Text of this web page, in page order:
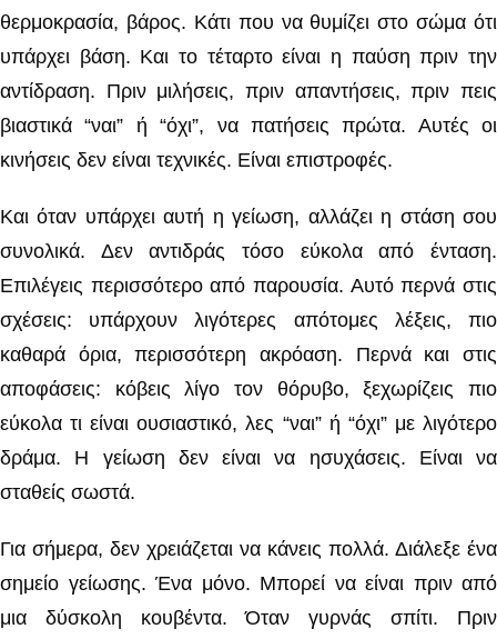
θερμοκρασία, βάρος. Κάτι που να θυμίζει στο σώμα ότι
υπάρχει βάση. Και το τέταρτο είναι η παύση πριν την
αντίδραση. Πριν μιλήσεις, πριν απαντήσεις, πριν πεις
βιαστικά “ναι” ή “όχι”, να πατήσεις πρώτα. Αυτές οι
κινήσεις δεν είναι τεχνικές. Είναι επιστροφές.
Και όταν υπάρχει αυτή η γείωση, αλλάζει η στάση σου
συνολικά. Δεν αντιδράς τόσο εύκολα από ένταση.
Επιλέγεις περισσότερο από παρουσία. Αυτό περνά στις
σχέσεις: υπάρχουν λιγότερες απότομες λέξεις, πιο
καθαρά όρια, περισσότερη ακρόαση. Περνά και στις
αποφάσεις: κόβεις λίγο τον θόρυβο, ξεχωρίζεις πιο
εύκολα τι είναι ουσιαστικό, λες “ναι” ή “όχι” με λιγότερο
δράμα. Η γείωση δεν είναι να ησυχάσεις. Είναι να
σταθείς σωστά.
Για σήμερα, δεν χρειάζεται να κάνεις πολλά. Διάλεξε ένα
σημείο γείωσης. Ένα μόνο. Μπορεί να είναι πριν από
μια δύσκολη κουβέντα. Όταν γυρνάς σπίτι. Πριν